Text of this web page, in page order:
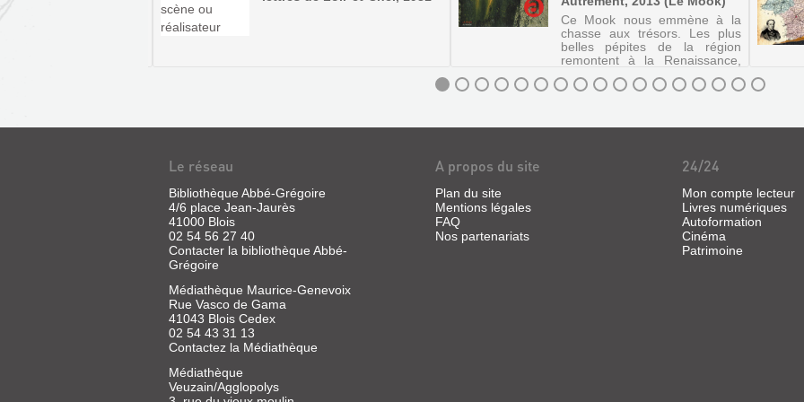
ANDRÉ
ÉPISODE
DRAMATIQUE
EN
UN
ACTE
EN
V...
Livre
Ce Mook nous emmène à la
chasse aux trésors. Les plus
belles pépites de la région
remontent à la Renaissance,
mais loin d'être figées dans
leurs somptueuses montures,
présents. A ...
SUR-
LOIRE
BLOIS,
CHAMBORD,
CHAUMONT,
C...
Livre
Dougier,
Henry
Le réseau
Bibliothèque Abbé-Grégoire
4/6 place Jean-Jaurès
41000 Blois
02 54 56 27 40
Contacter la bibliothèque Abbé-
Grégoire
Médiathèque Maurice-Genevoix
Rue Vasco de Gama
41043 Blois Cedex
02 54 43 31 13
Contactez la Médiathèque
Médiathèque
Veuzain/Agglopolys
A propos du site
Plan du site
Mentions légales
FAQ
Nos partenariats
24/24
Mon compte lecteur
Livres numériques
Autoformation
Cinéma
Patrimoine